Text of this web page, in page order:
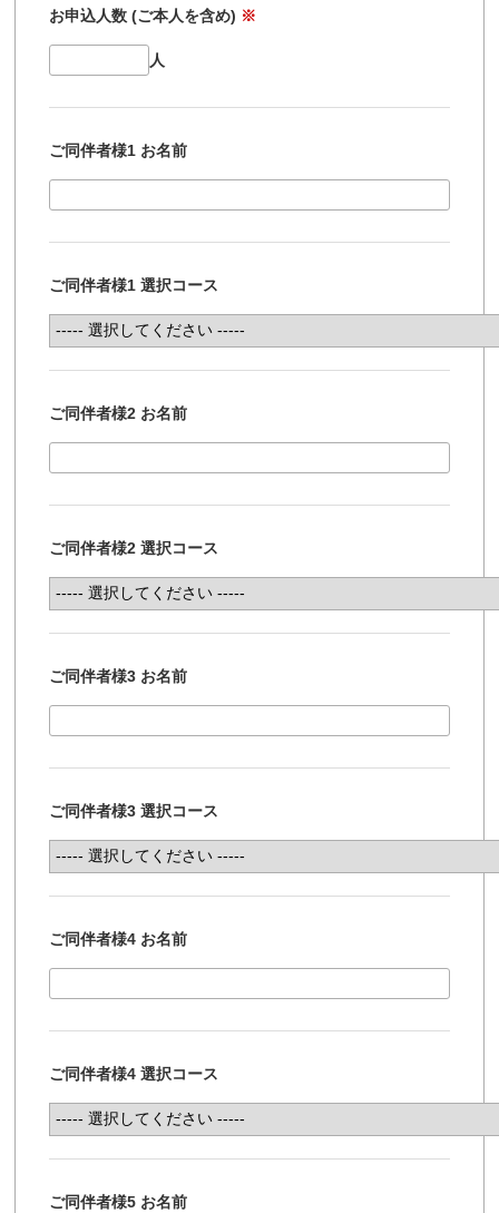
お申込人数 (ご本人を含め) ※
人
ご同伴者様1 お名前
ご同伴者様1 選択コース
ご同伴者様2 お名前
ご同伴者様2 選択コース
ご同伴者様3 お名前
ご同伴者様3 選択コース
ご同伴者様4 お名前
ご同伴者様4 選択コース
ご同伴者様5 お名前